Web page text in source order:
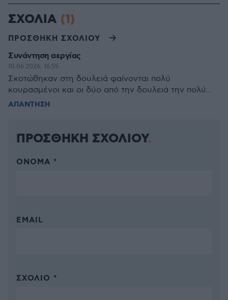
ΣΧΟΛΙΑ (1)
ΠΡΟΣΘΗΚΗ ΣΧΟΛΙΟΥ
Συνάντηση αεργίας
10.06.2026, 16:55
Σκοτώθηκαν στη δουλειά φαίνονται πολύ
κουρασμένοι και οι δύο από την δουλειά την πολύ...
ΑΠΑΝΤΗΣΗ
ΠΡΟΣΘΗΚΗ ΣΧΟΛΙΟΥ
ΌΝΟΜΑ *
EMAIL
ΣΧΌΛΙΟ *